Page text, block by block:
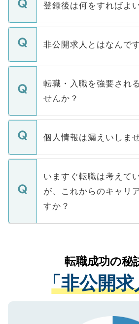
登録後は何をすればよ
ご登録いただきましたら
登録内容を確認し、その
ます。通常、5営業日以内
いただきますので、しば
非公開求人とはなんで
マイナビDOCTORで取り
うち約3割は、Webサイト
けない「非公開求人」で
下記の理由によって、一
ません。
■応募殺到を避けるため
関を公にしてしまうと、
に、医療機関が求める条
みを人材紹介会社に依頼
ています。
転職・入職を強要され
せんか？
転職・入職を強要するこ
ん。また、仮に応募先か
定を承諾する必要はあり
の辞退の連絡はキャリア
個人情報は漏えいしま
個人情報が漏えいするこ
で、ご安心ください。当
などで収集したご登録者
ご本人のキャリアアップ
支援を目的に使用いたし
ているすべての個人デー
は、個人情報の取り扱い
管理基準を満たした事業
る、プライバシーマーク
いますぐ転職は考えて
が、これからのキャリ
すか？
かがいして、現在の医療
経験をまじえながら、適
させていただきます。す
ない方には、長期的なサ
ので、まずはご登録くだ
転職成功の秘
「非公開求